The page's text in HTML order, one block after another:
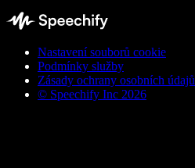
Nastavení souborů cookie
Podmínky služby
Zásady ochrany osobních údajů
© Speechify Inc 2026